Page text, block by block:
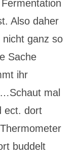
Also daher
ganz so
Sache
ihr
mal
ect. dort
buddelt